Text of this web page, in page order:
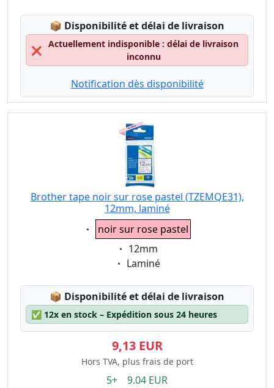
📦 Lagerstatus:
Disponibilité et délai de livraison
❌
Actuellement indisponible : délai de livraison
inconnu
Notification dès disponibilité
Brother tape noir sur rose pastel (TZEMQE31),
12mm, laminé
Eigenschaft:
noir sur rose pastel
Eigenschaft:
12mm
Eigenschaft:
Laminé
📦 Lagerstatus:
Disponibilité et délai de livraison
✅ 12x en stock – Expédition sous 24 heures
9,13 EUR
Hors TVA, plus frais de port
5+ 9.04 EUR